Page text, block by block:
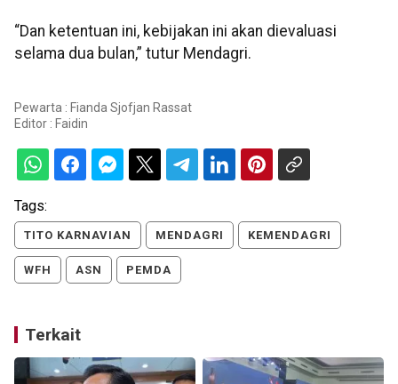
“Dan ketentuan ini, kebijakan ini akan dievaluasi
selama dua bulan,” tutur Mendagri.
Pewarta : Fianda Sjofjan Rassat
Editor : Faidin
Tags:
TITO KARNAVIAN MENDAGRI KEMENDAGRI
WFH ASN PEMDA
Terkait